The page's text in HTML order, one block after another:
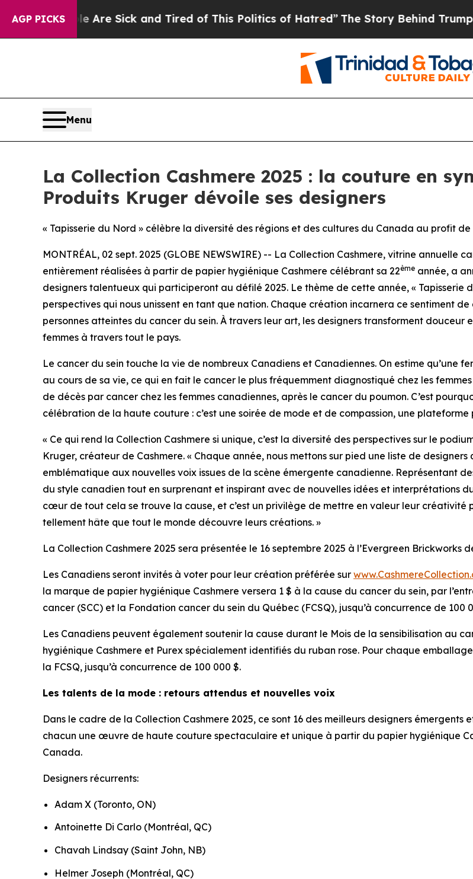
AGP PICKS
Are Sick and Tired of This Politics of Hatred”The Story Behind Trump’s Terrible
Menu
La Collection Cashmere 2025 : la couture en
Produits Kruger dévoile ses designers
« Tapisserie du Nord » célèbre la diversité des régions et des cultures du Canada au profit
MONTRÉAL, 02 sept. 2025 (GLOBE NEWSWIRE) -- La Collection Cashmere, vitrine
entièrement réalisées à partir de papier hygiénique Cashmere célébrant sa 22ème année, a
designers talentueux qui participeront au défilé 2025. Le thème de cette année, « Tapisserie
perspectives qui nous unissent en tant que nation. Chaque création incarnera ce sentiment
personnes atteintes du cancer du sein. À travers leur art, les designers transforment douceur
femmes à travers tout le pays.
Le cancer du sein touche la vie de nombreux Canadiens et Canadiennes. On estime qu’une
au cours de sa vie, ce qui en fait le cancer le plus fréquemment diagnostiqué chez les
de décès par cancer chez les femmes canadiennes, après le cancer du poumon. C’est
célébration de la haute couture : c’est une soirée de mode et de compassion, une plateforme
« Ce qui rend la Collection Cashmere si unique, c’est la diversité des perspectives sur le
Kruger, créateur de Cashmere. « Chaque année, nous mettons sur pied une liste de
emblématique aux nouvelles voix issues de la scène émergente canadienne. Représentant
du style canadien tout en surprenant et inspirant avec de nouvelles idées et interprétations
cœur de tout cela se trouve la cause, et c’est un privilège de mettre en valeur leur créativité
tellement hâte que tout le monde découvre leurs créations. »
La Collection Cashmere 2025 sera présentée le 16 septembre 2025 à l’Evergreen Brickworks
Les Canadiens seront invités à voter pour leur création préférée sur
la marque de papier hygiénique Cashmere versera 1 $ à la cause du cancer du sein, par
cancer (SCC) et la Fondation cancer du sein du Québec (FCSQ), jusqu’à concurrence de 100
Les Canadiens peuvent également soutenir la cause durant le Mois de la sensibilisation au
hygiénique Cashmere et Purex spécialement identifiés du ruban rose. Pour chaque
la FCSQ, jusqu’à concurrence de 100 000 $.
Les talents de la mode : retours attendus et nouvelles voix
Dans le cadre de la Collection Cashmere 2025, ce sont 16 des meilleurs designers
chacun une œuvre de haute couture spectaculaire et unique à partir du papier hygiénique
Canada.
Designers récurrents:
Adam X (Toronto, ON)
Antoinette Di Carlo (Montréal, QC)
Chavah Lindsay (Saint John, NB)
Helmer Joseph (Montréal, QC)